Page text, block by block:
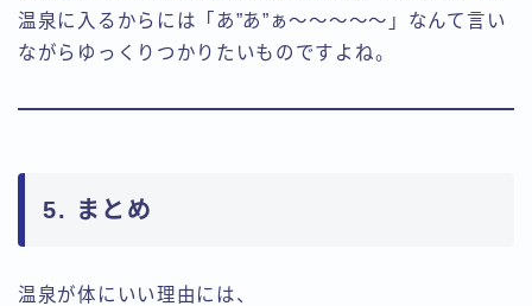
温泉に入るからには「あ”あ”ぁ～～～～～」なんて言い
ながらゆっくりつかりたいものですよね。
5. まとめ
温泉が体にいい理由には、